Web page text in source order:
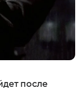
после